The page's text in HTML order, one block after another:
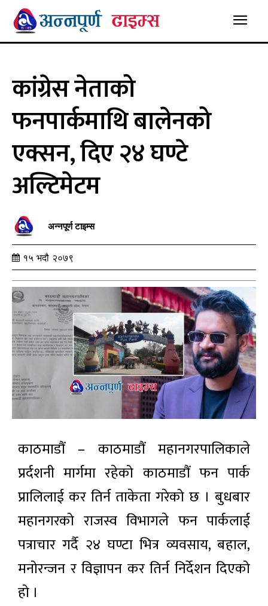
कांग्रेस नेताको
फनपार्कमाथि बालेनको
एक्सन, दिए २४ घण्टे
अल्टिमेटम
अन्नपूर्ण टाइम्स
१५ भदौ २०७९
काठमाडौं – काठमाडौं महानगरपालिकाले
प्रर्दशनी मार्गमा रहेको काठमाडौं फन पार्क
प्रालिलाई कर तिर्न ताकेता गरेको छ । बुधबार
महानगरको राजस्व विभागले फन पार्कलाई
पत्राचार गर्दै २४ घण्टा भित्र व्यवसाय, बहाल,
मनोरन्जन र विज्ञापन कर तिर्न निर्देशन दिएको
हो ।